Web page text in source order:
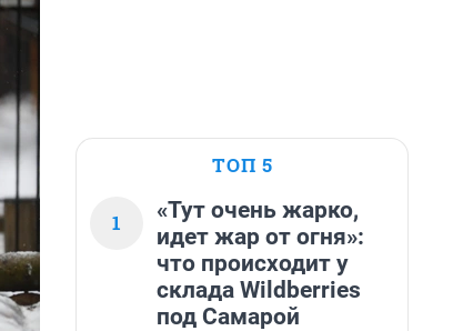
ТОП 5
1
«Тут очень жарко,
идет жар от огня»:
что происходит у
склада Wildberries
под Самарой